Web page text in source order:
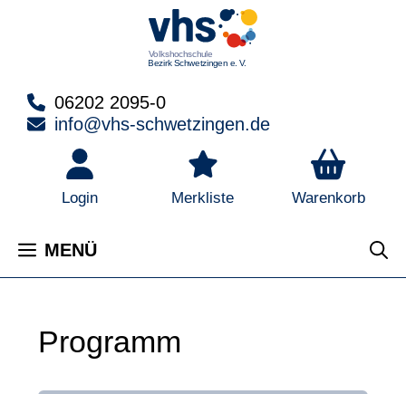
06202 2095-0
info@vhs-schwetzingen.de
Login Merkliste Warenkorb
MENÜ
Programm